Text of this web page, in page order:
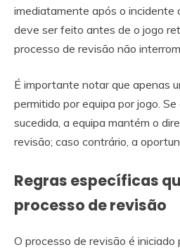
imediatamente após o incidente
deve ser feito antes de o jogo
processo de revisão não
É importante notar que apenas
permitido por equipa por jogo.
sucedida, a equipa mantém o
revisão; caso contrário, a
Regras específicas
processo de revisão
O processo de revisão é iniciado